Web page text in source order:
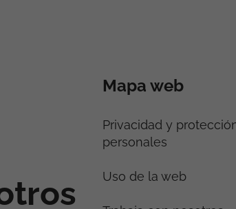
Mapa web
Privacidad y
personales
Uso de la web